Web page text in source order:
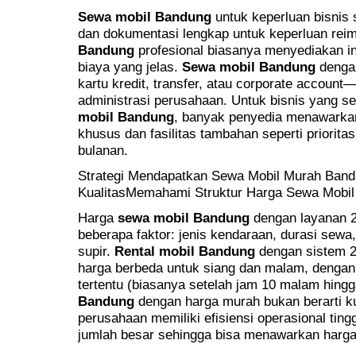
Sewa mobil Bandung untuk keperluan bisnis
dan dokumentasi lengkap untuk keperluan
Bandung profesional biasanya menyediakan
biaya yang jelas. Sewa mobil Bandung
kartu kredit, transfer, atau corporate
administrasi perusahaan. Untuk bisnis yang
mobil Bandung, banyak penyedia
khusus dan fasilitas tambahan seperti
bulanan.
Strategi Mendapatkan Sewa Mobil Murah
KualitasMemahami Struktur Harga Sewa
Harga sewa mobil Bandung dengan layanan
beberapa faktor: jenis kendaraan, durasi
supir. Rental mobil Bandung dengan sistem
harga berbeda untuk siang dan malam,
tertentu (biasanya setelah jam 10 malam
Bandung dengan harga murah bukan berarti
perusahaan memiliki efisiensi operasional
jumlah besar sehingga bisa menawarkan